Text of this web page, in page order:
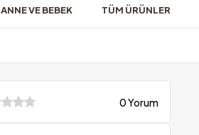
ANNE VE BEBEK TÜM ÜRÜNLER
0 Yorum